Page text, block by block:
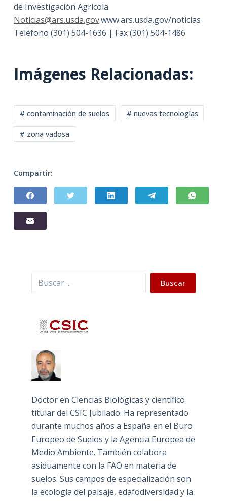
de Investigación Agrícola
Noticias@ars.usda.gov.www.ars.usda.gov/noticias
Teléfono (301) 504-1636 | Fax (301) 504-1486
Imágenes Relacionadas:
# contaminación de suelos # nuevas tecnologías
# zona vadosa
Compartir:
Buscar Buscar
Doctor en Ciencias Biológicas y científico
titular del CSIC Jubilado. Ha representado
durante muchos años a España en el Buro
Europeo de Suelos y la Agencia Europea de
Medio Ambiente. También colabora
asiduamente con la FAO en materia de
suelos. Sus campos de especialización son
la ecología del paisaje, edafodiversidad y la